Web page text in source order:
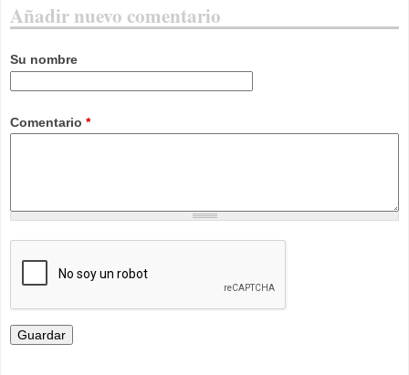
Añadir nuevo comentario
Su nombre
Comentario *